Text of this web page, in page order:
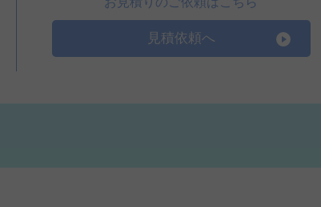
見積依頼へ